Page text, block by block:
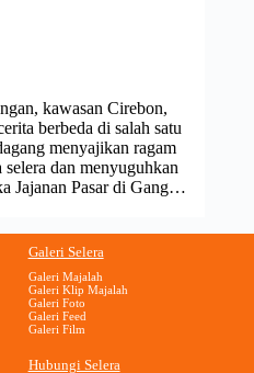
kawasan Cirebon,
berbeda di salah satu
menyajikan ragam
dan menyuguhkan
Jajanan Pasar di Gang…
Galeri Selera
Galeri Majalah
Galeri Klip Majalah
Galeri Foto
Galeri Feed
Galeri Film
Hubungi Selera